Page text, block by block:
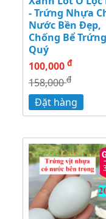
- Trứng Nhựa
Nước Bền Đẹp,
Chống Bể Trứng
Quý
100,000 đ
158,000đ
Đặt hàng